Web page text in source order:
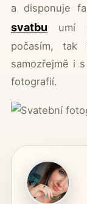
a disponuje
svatbu umí
počasím,
samozřejmě i
fotografií.